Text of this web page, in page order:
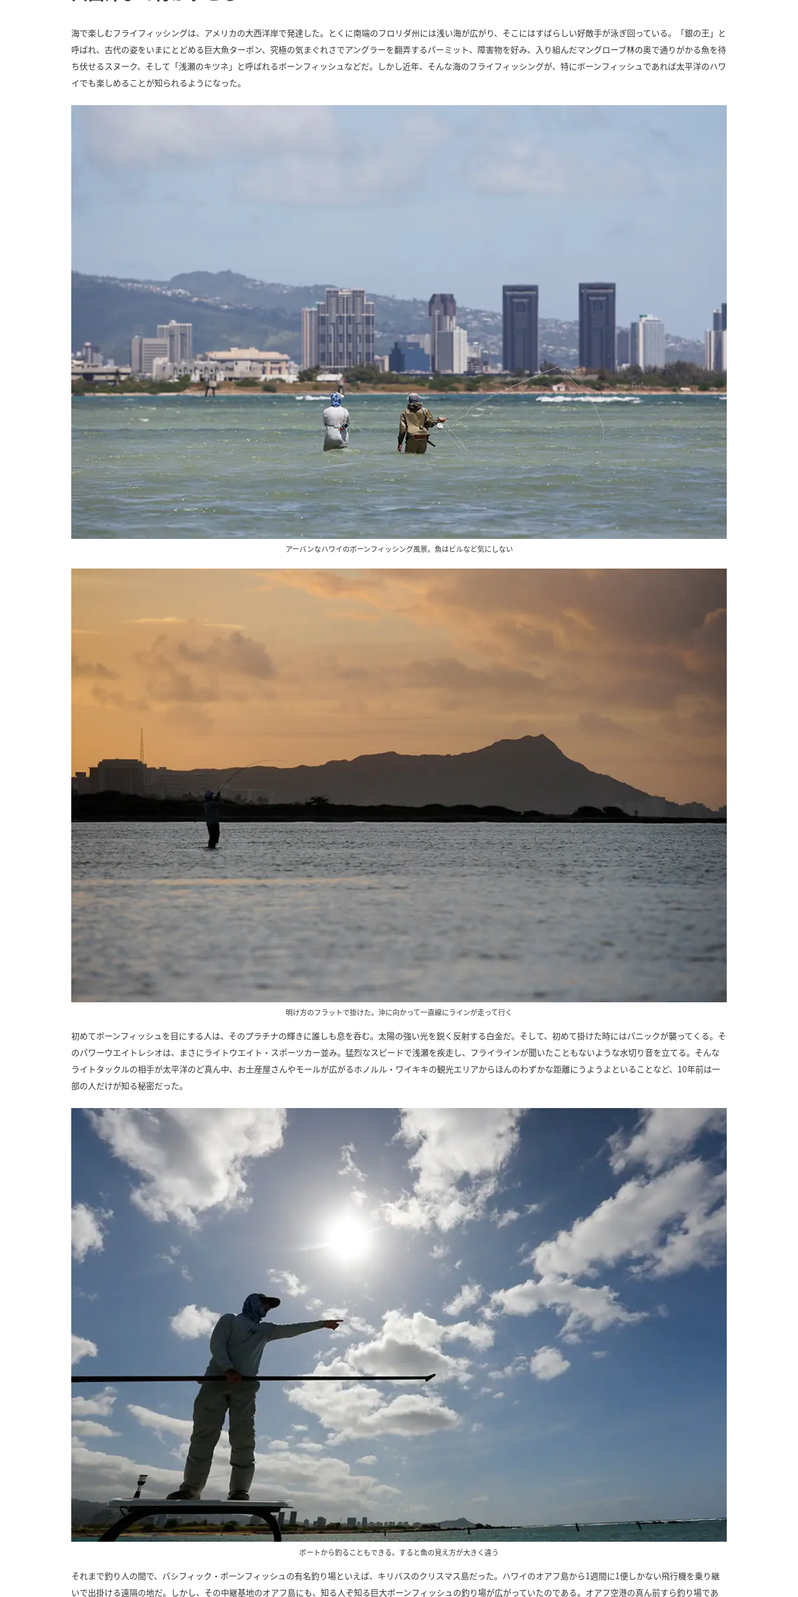
海で楽しむフライフィッシングは、アメリカの大西洋岸で発達した。とくに南端のフロリダ州には浅い海が広がり、そこにはすばらしい好敵手が泳ぎ回っている。「銀の王」と
呼ばれ、古代の姿をいまにとどめる巨大魚ターポン、究極の気まぐれさでアングラーを翻弄するパーミット、障害物を好み、入り組んだマングローブ林の奥で通りがかる魚を待
ち伏せるスヌーク、そして「浅瀬のキツネ」と呼ばれるボーンフィッシュなどだ。しかし近年、そんな海のフライフィッシングが、特にボーンフィッシュであれば太平洋のハワ
イでも楽しめることが知られるようになった。
アーバンなハワイのボーンフィッシング風景。魚はビルなど気にしない
明け方のフラットで掛けた。沖に向かって一直線にラインが走って行く
初めてボーンフィッシュを目にする人は、そのプラチナの輝きに誰しも息を呑む。太陽の強い光を鋭く反射する白金だ。そして、初めて掛けた時にはパニックが襲ってくる。そ
のパワーウエイトレシオは、まさにライトウエイト・スポーツカー並み。猛烈なスピードで浅瀬を疾走し、フライラインが聞いたこともないような水切り音を立てる。そんな
ライトタックルの相手が太平洋のど真ん中、お土産屋さんやモールが広がるホノルル・ワイキキの観光エリアからほんのわずかな距離にうようよといることなど、10年前は一
部の人だけが知る秘密だった。
ボートから釣ることもできる。すると魚の見え方が大きく違う
それまで釣り人の間で、パシフィック・ボーンフィッシュの有名釣り場といえば、キリバスのクリスマス島だった。ハワイのオアフ島から1週間に1便しかない飛行機を乗り継
いで出掛ける遠隔の地だ。しかし、その中継基地のオアフ島にも、知る人ぞ知る巨大ボーンフィッシュの釣り場が広がっていたのである。オアフ空港の真ん前すら釣り場であ